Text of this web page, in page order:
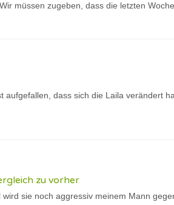
müssen zugeben, dass die letzten
dass sich die Laila verändert
zu vorher
sie noch aggressiv meinem Mann